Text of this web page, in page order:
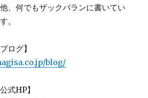
、何でもザックバランに書いてい
。
ログ】
blog/
式HP】